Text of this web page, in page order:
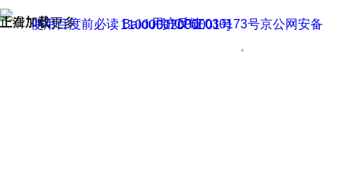
正在加载
上滑加载更多 用户反馈
使用百度前必读 Baidu 京ICP证030173号
京公网安备11000002000001号